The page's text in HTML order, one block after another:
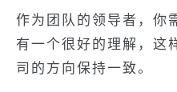
作为团队的领导者，你
有一个很好的理解，这
司的方向保持一致。